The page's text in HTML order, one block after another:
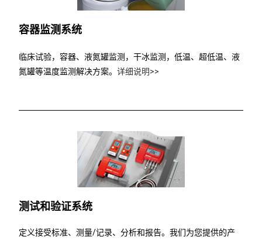
容器监测系统
临床试验，容器、液氮罐监测，干冰监测，低温、超低温、液
氮罐等温度监测解决方案。详细说明>>
测试和验证系统
定义接受标准、测量/记录、分析和报告。我们为您提供的产